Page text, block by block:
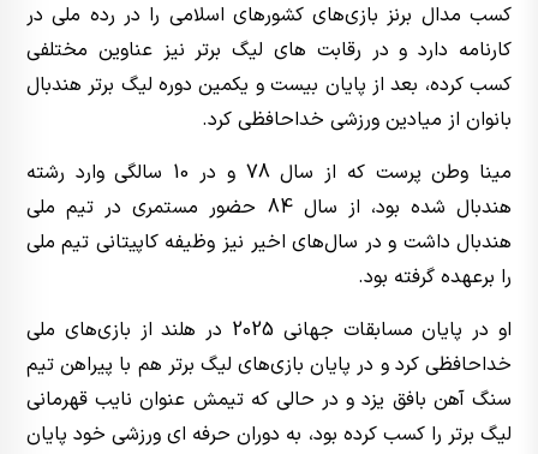
کسب مدال برنز بازی‌های کشورهای اسلامی را در رده ملی در
کارنامه دارد و در رقابت های لیگ برتر نیز عناوین مختلفی
کسب کرده، بعد از پایان بیست و یکمین دوره لیگ برتر هندبال
بانوان از میادین ورزشی خداحافظی کرد.
مینا وطن پرست که از سال 78 و در 10 سالگی وارد رشته
هندبال شده بود، از سال 84 حضور مستمری در تیم ملی
هندبال داشت و در سال‌های اخیر نیز وظیفه کاپیتانی تیم ملی
را برعهده گرفته بود.
او در پایان مسابقات جهانی 2025 در هلند از بازی‌های ملی
خداحافظی کرد و در پایان بازی‌های لیگ برتر هم با پیراهن تیم
سنگ آهن بافق یزد و در حالی که تیمش عنوان نایب قهرمانی
لیگ برتر را کسب کرده بود، به دوران حرفه ای ورزشی خود پایان